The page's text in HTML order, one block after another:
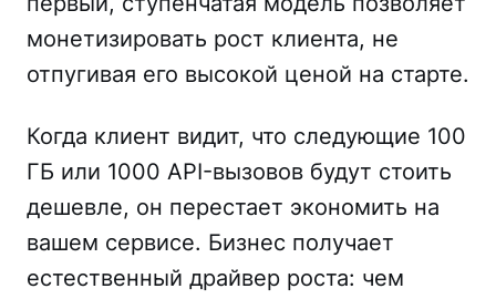
монетизировать рост клиента, не
отпугивая его высокой ценой на старте.
Когда клиент видит, что следующие 100
ГБ или 1000 API-вызовов будут стоить
дешевле, он перестает экономить на
вашем сервисе. Бизнес получает
естественный драйвер роста: чем